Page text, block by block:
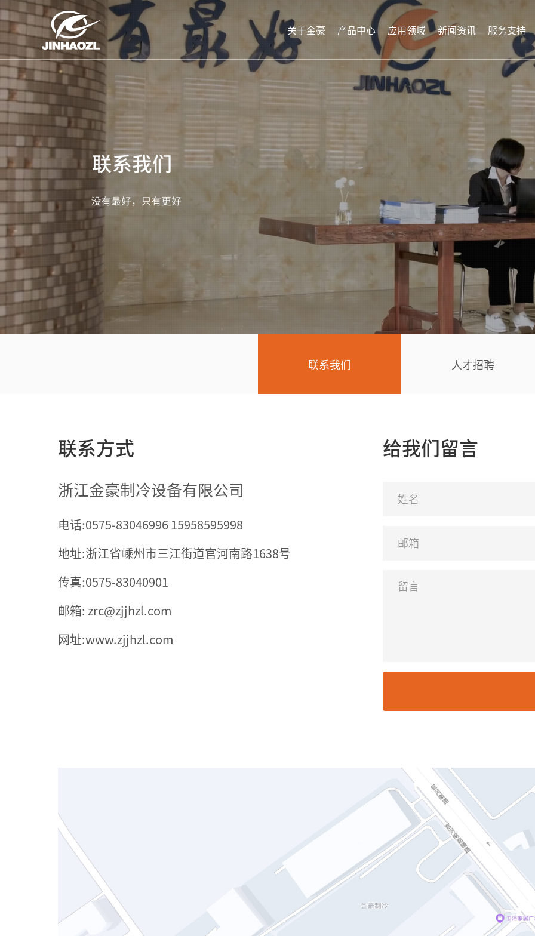
关于金豪 产品中心 应用领域 新闻资讯 服务支持
联系我们 人才招聘
联系方式
浙江金豪制冷设备有限公司
电话:0575-83046996 15958595998
地址:浙江省嵊州市三江街道官河南路1638号
传真:0575-83040901
邮箱: zrc@zjjhzl.com
网址:www.zjjhzl.com
给我们留言
姓名
邮箱
留言